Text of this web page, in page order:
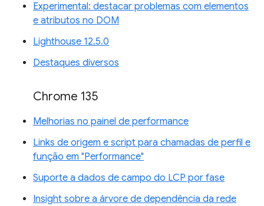
Experimental: destacar problemas com elementos
e atributos no DOM
Lighthouse 12.5.0
Destaques diversos
Chrome 135
Melhorias no painel de performance
Links de origem e script para chamadas de perfil e
função em "Performance"
Suporte a dados de campo do LCP por fase
Insight sobre a árvore de dependência da rede